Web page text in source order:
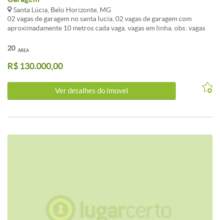
Santa Lúcia, Belo Horizonte, MG
02 vagas de garagem no santa lucia, 02 vagas de garagem com
aproximadamente 10 metros cada vaga. vagas em linha. obs: vagas
Garagem / Box em Belo Horizonte, no bairro Santa Lúcia, com
total de 20m². Uma excelente escolha para quem valoriza
/>Entre em contato para mais detalhes sobre este investimento em
ÁREA
20
R$ 130.000,00
Ver detalhes do ímovel